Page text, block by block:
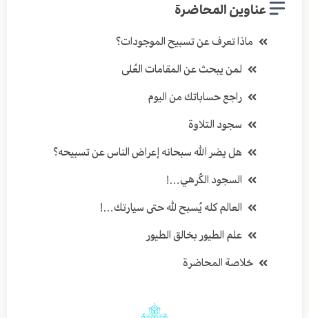
عناوين المحاضرة
ماذا تعرف عن تسبيح الموجودات؟
لمن يبحث عن المقامات العُلى
راجع حساباتك من اليوم
سجود التلاوة
هل يضر الله سبحانه إعراض الناس عن تسبيحه؟
السجود الكُرهي…!
العالم كله يُسبح لله حتى سيارتك…!
علم الطيور بخالق الطيور
خلاصة المحاضرة